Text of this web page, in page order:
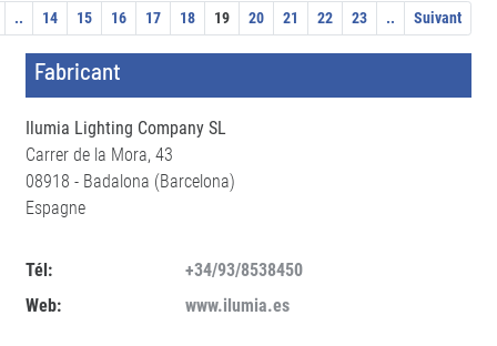
.. 14 15 16 17 18 19 20 21 22 23 .. Suivant
Fabricant
Ilumia Lighting Company SL
Carrer de la Mora, 43
08918 - Badalona (Barcelona)
Espagne
Tél:
+34/93/8538450
Web:
www.ilumia.es